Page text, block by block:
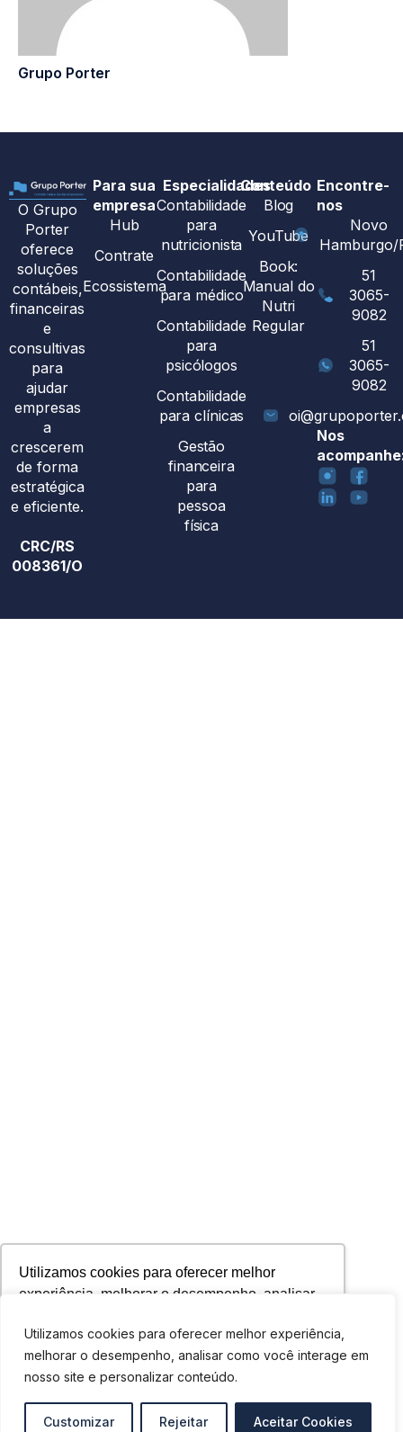
Utilizamos cookies para oferecer melhor
experiência, melhorar o desempenho, analisar
personalizar conteúdo. Ao utilizar este site, você
concorda com o uso de cookies.
Ok, entendi!
Utilizamos cookies para oferecer melhor experiência,
melhorar o desempenho, analisar como você interage em
nosso site e personalizar conteúdo.
Customizar Rejeitar Aceitar Cookies
Grupo Porter
O Grupo
Porter
oferece
soluções
contábeis,
financeiras
e
consultivas
para
ajudar
empresas
a
crescerem
de forma
estratégica
e eficiente.
CRC/RS
008361/O
Para sua
empresa
Hub
Contrate
Ecossistema
Especialidades
Contabilidade
para
nutricionista
Contabilidade
para médico
Contabilidade
para
psicólogos
Contabilidade
para clínicas
Gestão
financeira
para
pessoa
física
Conteúdo
Blog
YouTube
Book:
Manual do
Nutri
Regular
Encontre-
nos
Novo
Hamburgo/
51
3065-
9082
51
3065-
9082
Nos